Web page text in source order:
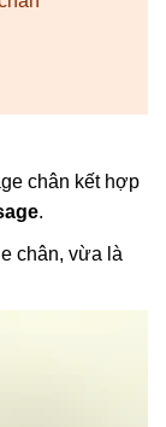
chân kết hợp
.
chân, vừa là